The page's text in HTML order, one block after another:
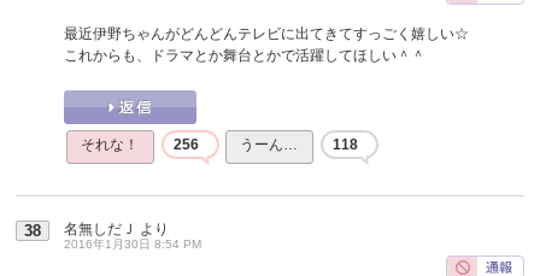
最近伊野ちゃんがどんどんテレビに出てきてすっごく嬉しい☆
これからも、ドラマとか舞台とかで活躍してほしい＾＾
それな！ 256 うーん… 118
38 名無しだＪ より
2016年1月30日 8:54 PM